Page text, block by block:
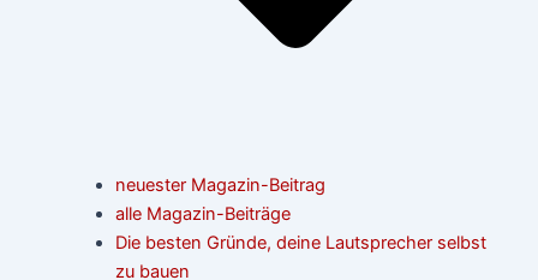
neuester Magazin-Beitrag
alle Magazin-Beiträge
Die besten Gründe, deine Lautsprecher selbst
zu bauen